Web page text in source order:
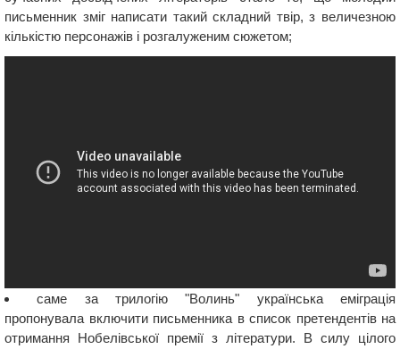
письменник зміг написати такий складний твір, з величезною
кількістю персонажів і розгалуженим сюжетом;
саме за трилогію "Волинь" українська еміграція
пропонувала включити письменника в список претендентів на
отримання Нобелівської премії з літератури. В силу цілого